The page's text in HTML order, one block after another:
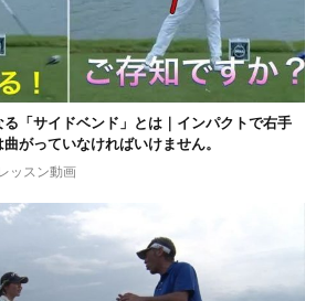
「サイドベンド」とは｜インパクトで右手
がっていなければいけません。
ッスン動画